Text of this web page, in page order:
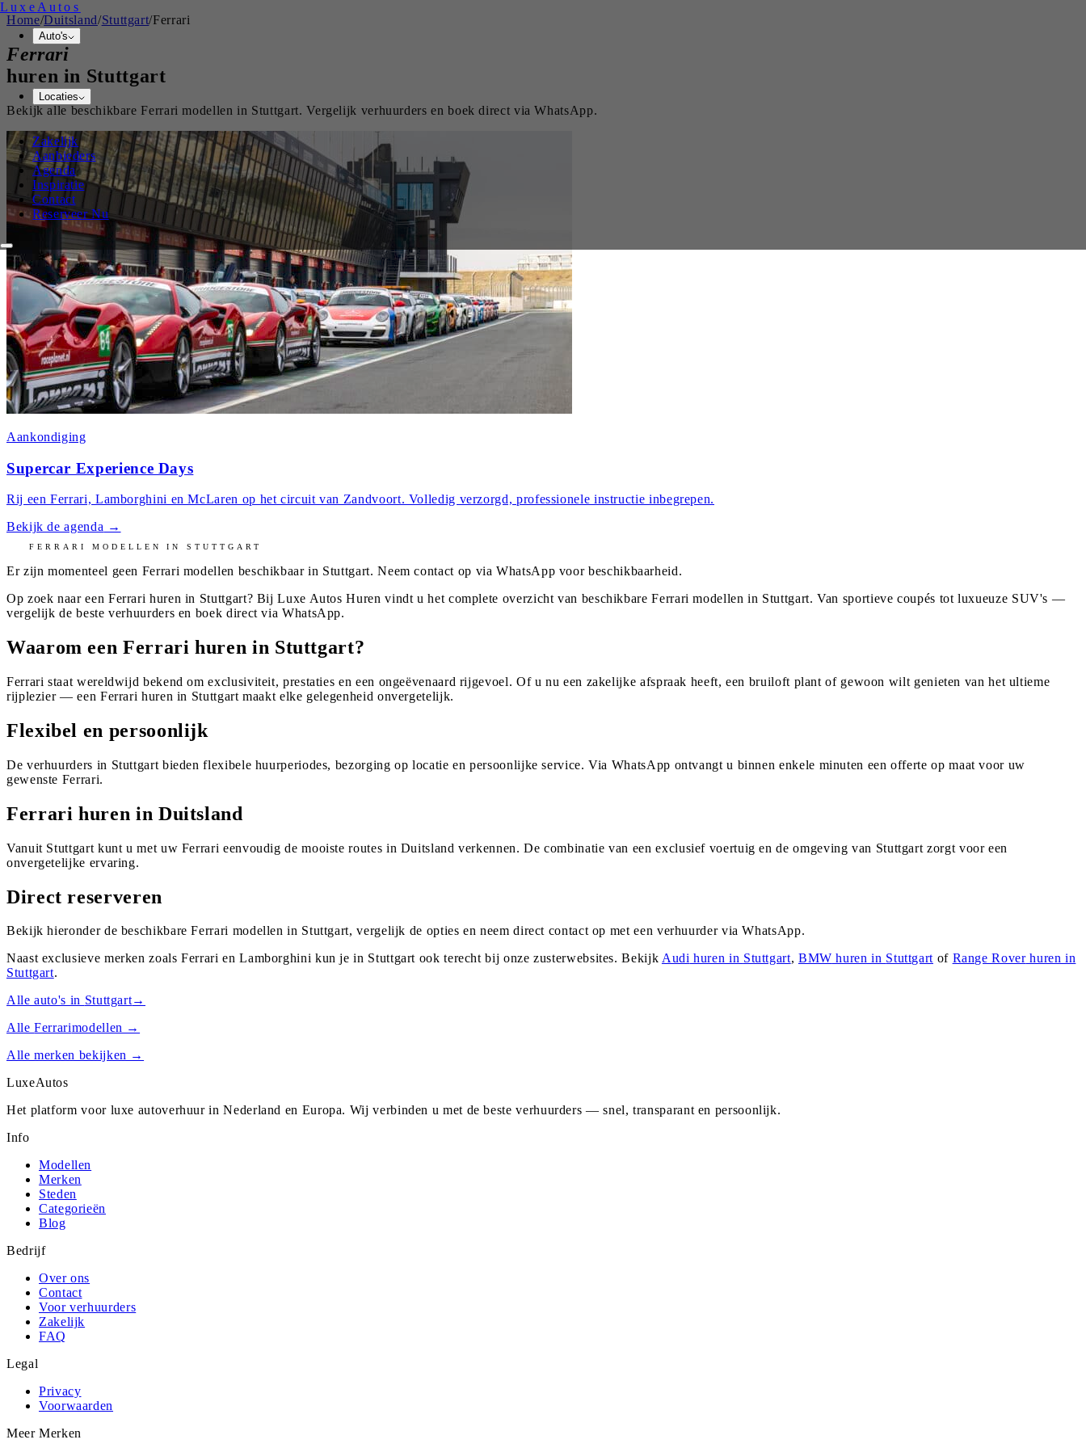
Luxe Autos
Auto's
Locaties
Zakelijk
Aanbieders
Agenda
Inspiratie
Contact
Reserveer Nu
Home/Duitsland/Stuttgart/Ferrari
Ferrari
huren in Stuttgart
Bekijk alle beschikbareFerrari modellen in Stuttgart. Vergelijk verhuurders en boek direct via WhatsApp.
Aankondiging
Supercar Experience Days
Rij een Ferrari, Lamborghini en McLaren op het circuit van Zandvoort. Volledig verzorgd, professionele instructie inbegrepen.
Bekijk de agenda →
FERRARI MODELLEN INSTUTTGART
Er zijn momenteel geen Ferrari modellen beschikbaar in Stuttgart. Neem contact op via WhatsApp voor beschikbaarheid.
Op zoek naar een Ferrari huren in Stuttgart? Bij Luxe Autos Huren vindt u het complete overzicht van beschikbare Ferrari modellen in Stuttgart. Van sportieve coupés tot luxueuze SUV's —
vergelijk de beste verhuurders en boek direct via WhatsApp.
Waarom een Ferrari huren in Stuttgart?
Ferrari staat wereldwijd bekend om exclusiviteit, prestaties en een ongeëvenaard rijgevoel. Of u nu een zakelijke afspraak heeft, een bruiloft plant of gewoon wilt genieten van het ultieme
rijplezier — een Ferrari huren in Stuttgart maakt elke gelegenheid onvergetelijk.
Flexibel en persoonlijk
De verhuurders in Stuttgart bieden flexibele huurperiodes, bezorging op locatie en persoonlijke service. Via WhatsApp ontvangt u binnen enkele minuten een offerte op maat voor uw
gewenste Ferrari.
Ferrari huren in Duitsland
Vanuit Stuttgart kunt u met uw Ferrari eenvoudig de mooiste routes in Duitsland verkennen. De combinatie van een exclusief voertuig en de omgeving van Stuttgart zorgt voor een
onvergetelijke ervaring.
Direct reserveren
Bekijk hieronder de beschikbare Ferrari modellen in Stuttgart, vergelijk de opties en neem direct contact op met een verhuurder via WhatsApp.
Naast exclusieve merken zoals Ferrari en Lamborghini kun je in Stuttgart ook terecht bij onze zusterwebsites. Bekijk Audi huren in Stuttgart, BMW huren in Stuttgart of Range Roverhuren in
Stuttgart.
Alle auto's in Stuttgart→
AlleFerrarimodellen →
Alle merken bekijken →
LuxeAutos
Het platform voor luxe autoverhuur in Nederland en Europa. Wij verbinden u met de beste verhuurders — snel, transparant en persoonlijk.
Info
Modellen
Merken
Steden
Categorieën
Blog
Bedrijf
Over ons
Contact
Voor verhuurders
Zakelijk
FAQ
Legal
Privacy
Voorwaarden
Meer Merken